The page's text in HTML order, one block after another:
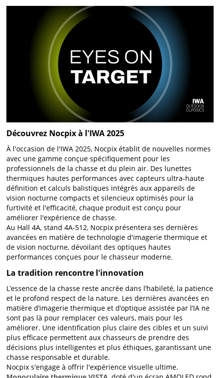
Découvrez Nocpix à l'IWA 2025
À l'occasion de l'IWA 2025, Nocpix établit de nouvelles normes
avec une gamme conçue spécifiquement pour les
professionnels de la chasse et du plein air. Des lunettes
thermiques hautes performances avec capteurs ultra-haute
définition et calculs balistiques intégrés aux appareils de
vision nocturne compacts et silencieux optimisés pour la
furtivité et l'efficacité, chaque produit est conçu pour
améliorer l'expérience de chasse.
Au Hall 4A, stand 4A-512, Nocpix présentera ses dernières
avancées en matière de technologie d'imagerie thermique et
de vision nocturne, dévoilant des optiques hautes
performances conçues pour le chasseur moderne.
La tradition rencontre l'innovation
L’essence de la chasse reste ancrée dans l’habileté, la patience
et le profond respect de la nature. Les dernières avancées en
matière d’imagerie thermique et d’optique assistée par l’IA ne
sont pas là pour remplacer ces valeurs, mais pour les
améliorer. Une identification plus claire des cibles et un suivi
plus efficace permettent aux chasseurs de prendre des
décisions plus intelligentes et plus éthiques, garantissant une
chasse responsable et durable.
Nocpix s'engage à offrir l'expérience visuelle ultime.